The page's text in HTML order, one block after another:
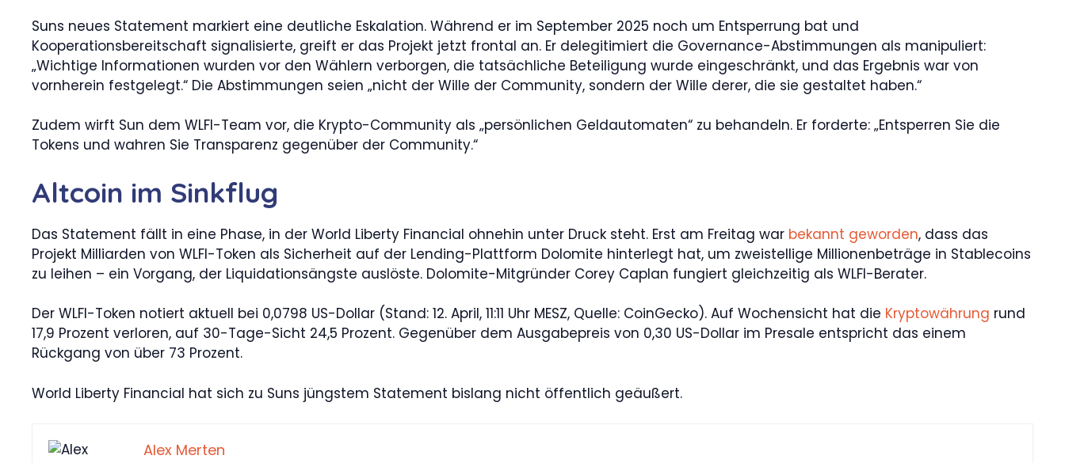
Suns neues Statement markiert eine deutliche Eskalation. Während er im September 2025 noch um Entsperrung bat und
Kooperationsbereitschaft signalisierte, greift er das Projekt jetzt frontal an. Er delegitimiert die Governance-Abstimmungen als manipuliert:
„Wichtige Informationen wurden vor den Wählern verborgen, die tatsächliche Beteiligung wurde eingeschränkt, und das Ergebnis war von
vornherein festgelegt.“ Die Abstimmungen seien „nicht der Wille der Community, sondern der Wille derer, die sie gestaltet haben.“
Zudem wirft Sun dem WLFI-Team vor, die Krypto-Community als „persönlichen Geldautomaten“ zu behandeln. Er forderte: „Entsperren Sie die
Tokens und wahren Sie Transparenz gegenüber der Community.“
Altcoin im Sinkflug
Das Statement fällt in eine Phase, in der World Liberty Financial ohnehin unter Druck steht. Erst am Freitag war bekannt geworden, dass das
Projekt Milliarden von WLFI-Token als Sicherheit auf der Lending-Plattform Dolomite hinterlegt hat, um zweistellige Millionenbeträge in Stablecoins
zu leihen – ein Vorgang, der Liquidationsängste auslöste. Dolomite-Mitgründer Corey Caplan fungiert gleichzeitig als WLFI-Berater.
Der WLFI-Token notiert aktuell bei 0,0798 US-Dollar (Stand: 12. April, 11:11 Uhr MESZ, Quelle: CoinGecko). Auf Wochensicht hat die Kryptowährung rund
17,9 Prozent verloren, auf 30-Tage-Sicht 24,5 Prozent. Gegenüber dem Ausgabepreis von 0,30 US-Dollar im Presale entspricht das einem
Rückgang von über 73 Prozent.
World Liberty Financial hat sich zu Suns jüngstem Statement bislang nicht öffentlich geäußert.
Alex Merten